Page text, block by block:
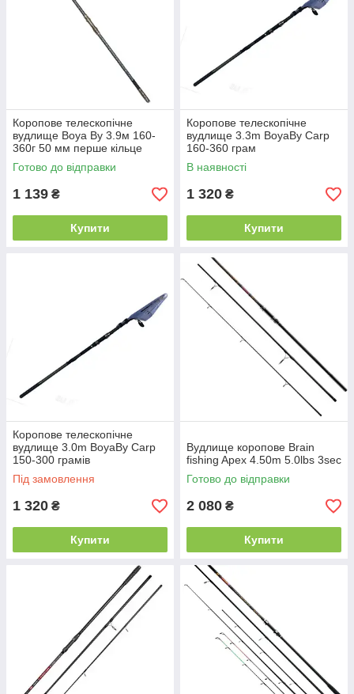
Коропове телескопічне
вудлище Boya By 3.9м 160-
360г 50 мм перше кільце
регулюючий котушко тримач
Готово до відправки
1 139 ₴
Купити
Коропове телескопічне
вудлище 3.3m BoyaBy Carp
160-360 грам
В наявності
1 320 ₴
Купити
Коропове телескопічне
вудлище 3.0m BoyaBy Carp
150-300 грамів
Під замовлення
1 320 ₴
Купити
Вудлище коропове Brain
fishing Apex 4.50m 5.0lbs 3sec
Готово до відправки
2 080 ₴
Купити